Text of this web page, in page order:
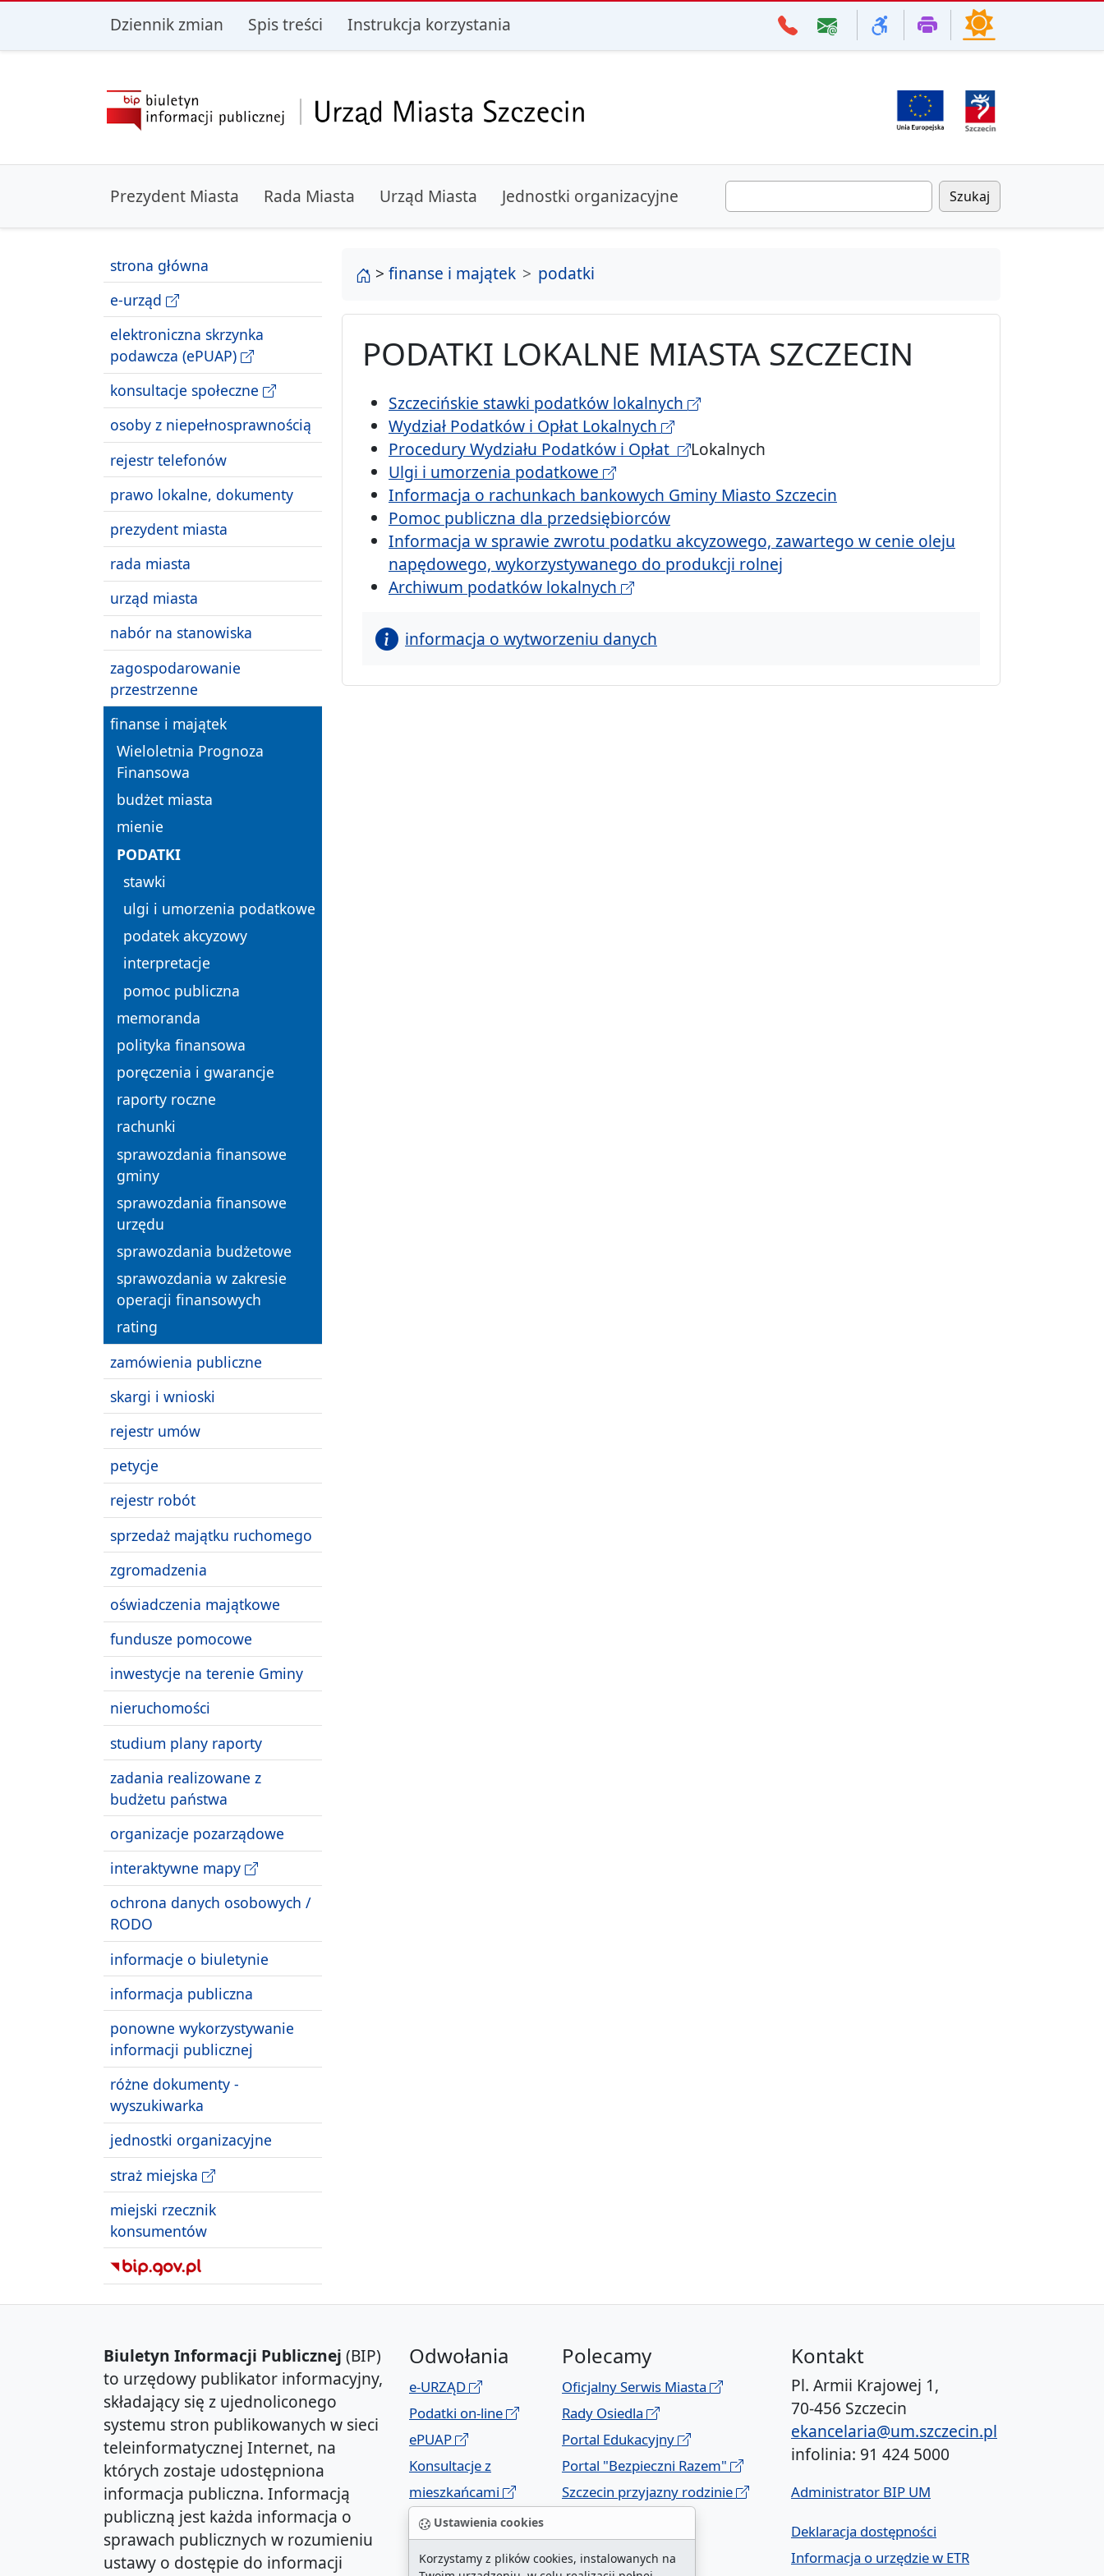
przejdź do głównego menu przejdź do treści
Ustawienia cookies
Korzystamy z plików cookies, instalowanych na
Dziennik zmian Spis treści Instrukcja korzystania
Prezydent Miasta Rada Miasta Urząd Miasta Jednostki organizacyjne Szukaj
strona główna
e-urząd
elektroniczna skrzynka
podawcza (ePUAP)
konsultacje społeczne
osoby z niepełnosprawnością
rejestr telefonów
prawo lokalne, dokumenty
prezydent miasta
rada miasta
urząd miasta
nabór na stanowiska
zagospodarowanie
przestrzenne
finanse i majątek
Wieloletnia Prognoza
Finansowa
budżet miasta
mienie
PODATKI
stawki
ulgi i umorzenia podatkowe
podatek akcyzowy
interpretacje
pomoc publiczna
memoranda
polityka finansowa
poręczenia i gwarancje
raporty roczne
rachunki
sprawozdania finansowe
gminy
sprawozdania finansowe
urzędu
sprawozdania budżetowe
sprawozdania w zakresie
operacji finansowych
rating
zamówienia publiczne
skargi i wnioski
rejestr umów
petycje
rejestr robót
sprzedaż majątku ruchomego
zgromadzenia
oświadczenia majątkowe
fundusze pomocowe
inwestycje na terenie Gminy
nieruchomości
studium plany raporty
zadania realizowane z
budżetu państwa
organizacje pozarządowe
interaktywne mapy
ochrona danych osobowych /
RODO
informacje o biuletynie
informacja publiczna
ponowne wykorzystywanie
informacji publicznej
różne dokumenty -
wyszukiwarka
jednostki organizacyjne
straż miejska
miejski rzecznik
konsumentów
strona główna
> finanse i majątek podatki
PODATKI LOKALNE MIASTA SZCZECIN
Szczecińskie stawki podatków lokalnych
Wydział Podatków i Opłat Lokalnych
Procedury Wydziału Podatków i Opłat
Lokalnych
Ulgi i umorzenia podatkowe
Informacja o rachunkach bankowych Gminy Miasto Szczecin
Pomoc publiczna dla przedsiębiorców
Informacja w sprawie zwrotu podatku akcyzowego, zawartego w cenie oleju
napędowego, wykorzystywanego do produkcji rolnej
Archiwum podatków lokalnych
informacja o wytworzeniu danych
Biuletyn Informacji Publicznej (BIP)
to urzędowy publikator informacyjny,
składający się z ujednoliconego
systemu stron publikowanych w sieci
teleinformatycznej Internet, na
których zostaje udostępniona
informacja publiczna. Informacją
publiczną jest każda informacja o
sprawach publicznych w rozumieniu
ustawy o dostępie do informacji
Odwołania
e-URZĄD
Podatki on-line
ePUAP
Konsultacje z
mieszkańcami
Geoportal
Polecamy
Oficjalny Serwis Miasta
Rady Osiedla
Portal Edukacyjny
Portal "Bezpieczni Razem"
Szczecin przyjazny rodzinie
Kontakt
Pl. Armii Krajowej 1,
70-456 Szczecin
ekancelaria@um.szczecin.pl
infolinia: 91 424 5000
Administrator BIP UM
Deklaracja dostępności
Informacja o urzędzie w ETR